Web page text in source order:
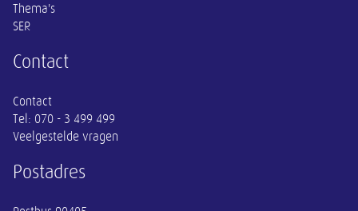
Thema's
SER
Contact
Contact
Tel: 070 - 3 499 499
Veelgestelde vragen
Postadres